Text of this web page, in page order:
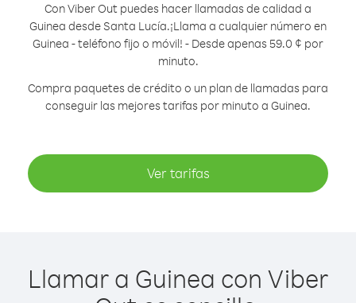
Con Viber Out puedes hacer llamadas de calidad a
Guinea desde Santa Lucía.¡Llama a cualquier número en
Guinea - teléfono fijo o móvil! - Desde apenas 59.0 ¢ por
minuto.
Compra paquetes de crédito o un plan de llamadas para
conseguir las mejores tarifas por minuto a Guinea.
Ver tarifas
Llamar a Guinea con Viber